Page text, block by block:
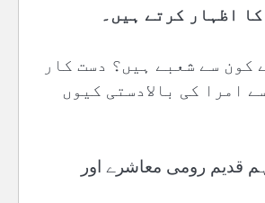
اظہار کرتے ہیں۔
سے شعبے ہیں؟ دست کار
امرا کی بالادستی کیوں
قدیم رومی معاشرے اور